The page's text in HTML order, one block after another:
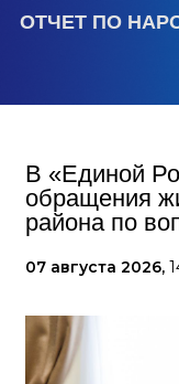
ОТЧЕТ ПО
В «Единой
обращения
района по
07 августа 2026,